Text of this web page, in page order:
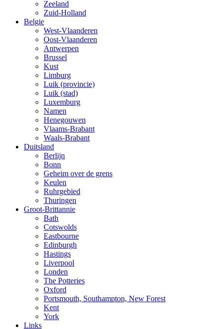
Zeeland
Zuid-Holland
Belgie
West-Vlaanderen
Oost-Vlaanderen
Antwerpen
Brussel
Kust
Limburg
Luik (provincie)
Luik (stad)
Luxemburg
Namen
Henegouwen
Vlaams-Brabant
Waals-Brabant
Duitsland
Berlijn
Bonn
Geheim over de grens
Keulen
Ruhrgebied
Thuringen
Groot-Brittannie
Bath
Cotswolds
Eastbourne
Edinburgh
Hastings
Liverpool
Londen
The Potteries
Oxford
Portsmouth, Southampton, New Forest
Kent
York
Links